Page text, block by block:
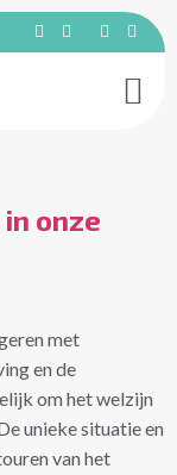
onze
met
en de
om het welzijn
unieke situatie en
van het